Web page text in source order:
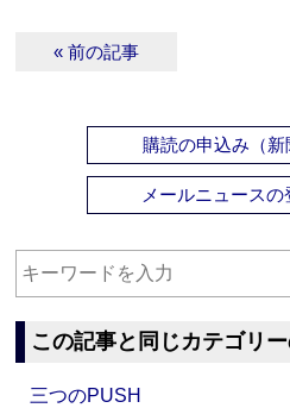
« 前の記事
購読の申込み（新
メールニュースの
この記事と同じカテゴリ
三つのPUSH